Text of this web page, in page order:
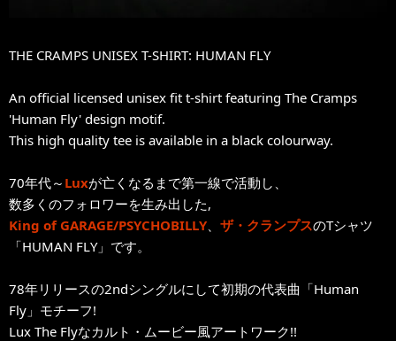
THE CRAMPS UNISEX T-SHIRT: HUMAN FLY
An official licensed unisex fit t-shirt featuring The Cramps
'Human Fly' design motif.
This high quality tee is available in a black colourway.
70年代～ Luxが亡くなるまで第一線で活動し、
数多くのフォロワーを生み出した,
King of GARAGE/PSYCHOBILLY、 ザ・クランプスのTシャツ
「HUMAN FLY」です。
78年リリースの2ndシングルにして初期の代表曲「Human
Fly」モチーフ!
Lux The Flyなカルト・ムービー風アートワーク!!